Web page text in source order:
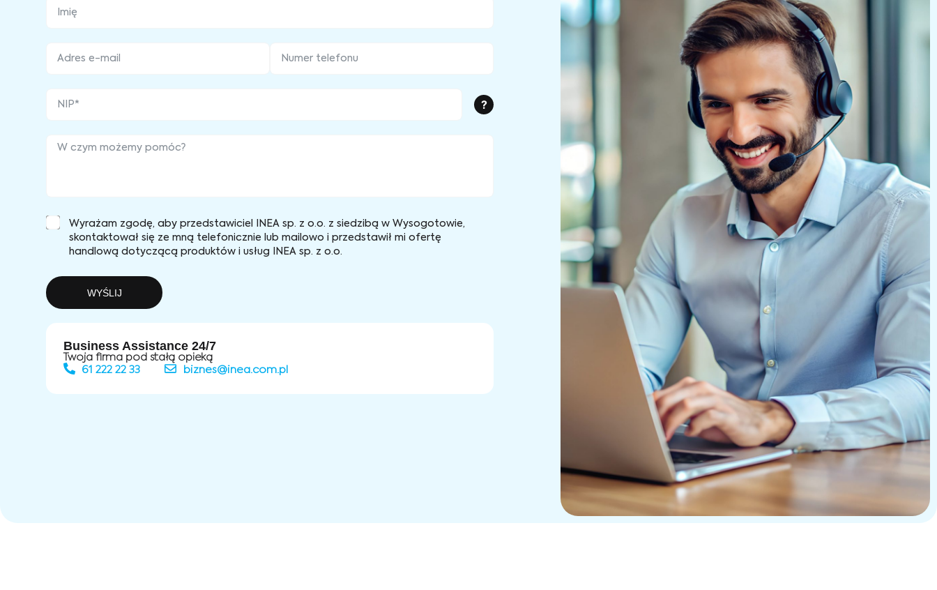
?
Wyrażam zgodę, aby przedstawiciel INEA sp. z o.o. z siedzibą w Wysogotowie,
skontaktował się ze mną telefonicznie lub mailowo i przedstawił mi ofertę
handlową dotyczącą produktów i usług INEA sp. z o.o.
WYŚLIJ
Business Assistance 24/7
Twoja firma pod stałą opieką
61 222 22 33
biznes@inea.com.pl